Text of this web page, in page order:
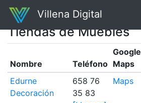
Villena Digital
Tiendas de Muebles
Nombre Teléfono
Google
Maps
Edurne
Decoración
658 76
35 83
Maps